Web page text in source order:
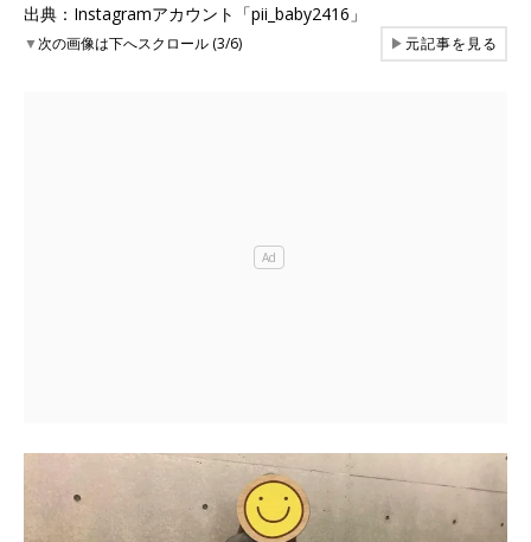
出典：Instagramアカウント「pii_baby2416」
▼次の画像は下へスクロール (3/6) ▶元記事を見る